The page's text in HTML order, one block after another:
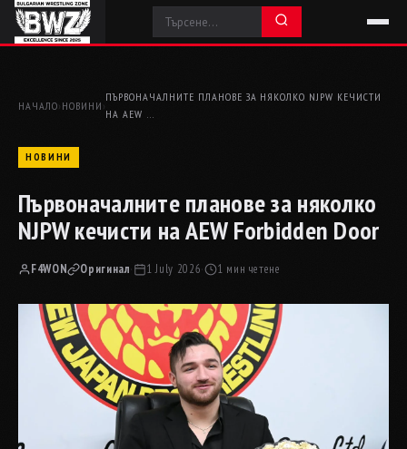
НАЧАЛО› НОВИНИ ›
ПЪРВОНАЧАЛНИТЕ ПЛАНОВЕ ЗА НЯКОЛКО NJPW КЕЧИСТИ
НА AEW …
НОВИНИ
Първоначалните планове за няколко
NJPW кечисти на AEW Forbidden Door
F4WON Оригинал· 1 July 2026· 1 мин четене